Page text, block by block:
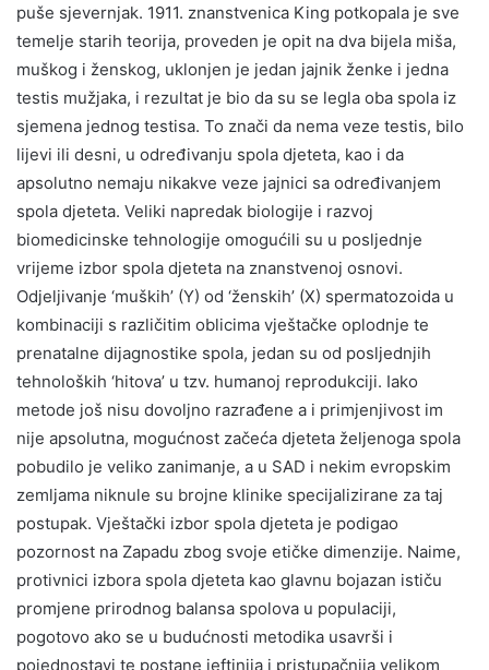
puše sjevernjak. 1911. znanstvenica King potkopala je sve
temelje starih teorija, proveden je opit na dva bijela miša,
muškog i ženskog, uklonjen je jedan jajnik ženke i jedna
testis mužjaka, i rezultat je bio da su se legla oba spola iz
sjemena jednog testisa. To znači da nema veze testis, bilo
lijevi ili desni, u određivanju spola djeteta, kao i da
apsolutno nemaju nikakve veze jajnici sa određivanjem
spola djeteta. Veliki napredak biologije i razvoj
biomedicinske tehnologije omogućili su u posljednje
vrijeme izbor spola djeteta na znanstvenoj osnovi.
Odjeljivanje ‘muških’ (Y) od ‘ženskih’ (X) spermatozoida u
kombinaciji s različitim oblicima vještačke oplodnje te
prenatalne dijagnostike spola, jedan su od posljednjih
tehnoloških ‘hitova’ u tzv. humanoj reprodukciji. Iako
metode još nisu dovoljno razrađene a i primjenjivost im
nije apsolutna, mogućnost začeća djeteta željenoga spola
pobudilo je veliko zanimanje, a u SAD i nekim evropskim
zemljama niknule su brojne klinike specijalizirane za taj
postupak. Vještački izbor spola djeteta je podigao
pozornost na Zapadu zbog svoje etičke dimenzije. Naime,
protivnici izbora spola djeteta kao glavnu bojazan ističu
promjene prirodnog balansa spolova u populaciji,
pogotovo ako se u budućnosti metodika usavrši i
pojednostavi te postane jeftinija i pristupačnija velikom